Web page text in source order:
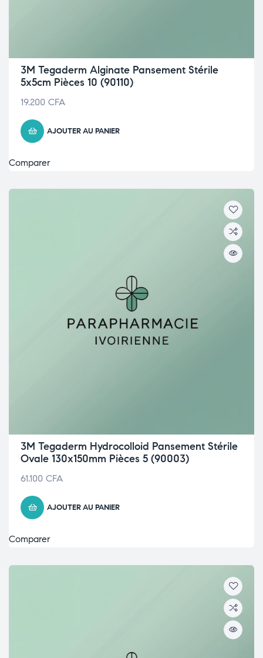
3M Tegaderm Alginate Pansement Stérile
5x5cm Pièces 10 (90110)
19.200 CFA
AJOUTER AU PANIER
Comparer
3M Tegaderm Hydrocolloid Pansement Stérile
Ovale 130x150mm Pièces 5 (90003)
61.100 CFA
AJOUTER AU PANIER
Comparer